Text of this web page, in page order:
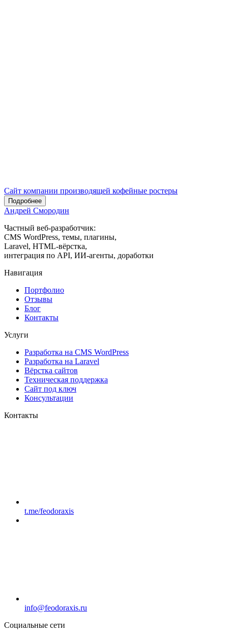
Сайт компании производящей кофейные ростеры
Подробнее
Андрей Смородин
Частный веб-разработчик:
CMS WordPress, темы, плагины,
Laravel, HTML-вёрстка,
интеграция по API, ИИ-агенты, доработки
Навигация
Портфолио
Отзывы
Блог
Контакты
Услуги
Разработка на CMS WordPress
Разработка на Laravel
Вёрстка сайтов
Техническая поддержка
Сайт под ключ
Консультации
Контакты
t.me/feodoraxis
info@feodoraxis.ru
Социальные сети